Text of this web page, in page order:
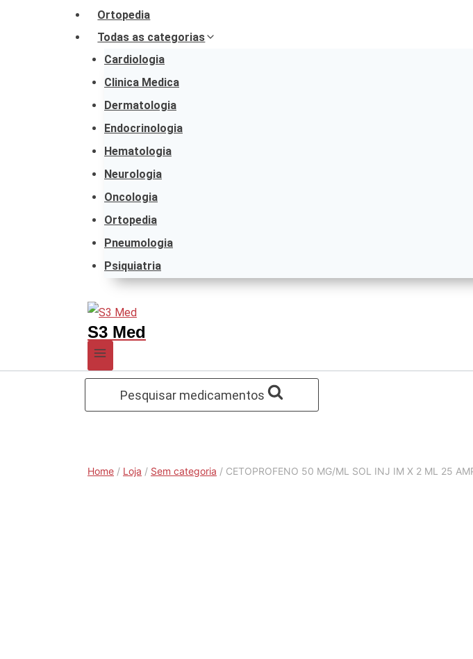
Ortopedia
Todas as categorias
Cardiologia
Clinica Medica
Dermatologia
Endocrinologia
Hematologia
Neurologia
Oncologia
Ortopedia
Pneumologia
Psiquiatria
S3 Med
Pesquisar medicamentos
Home / Loja / Sem categoria / CETOPROFENO 50 MG/ML SOL INJ IM X 2 ML 25